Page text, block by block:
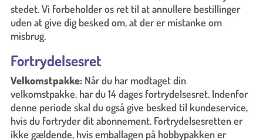
stedet. Vi forbeholder os ret til at annullere bestillinger
uden at give dig besked om, at der er mistanke om
misbrug.
Fortrydelsesret
Velkomstpakke: Når du har modtaget din
velkomstpakke, har du 14 dages fortrydelsesret. Indenfor
denne periode skal du også give besked til kundeservice,
hvis du fortryder dit abonnement. Fortrydelsesretten er
ikke gældende, hvis emballagen på hobbypakken er